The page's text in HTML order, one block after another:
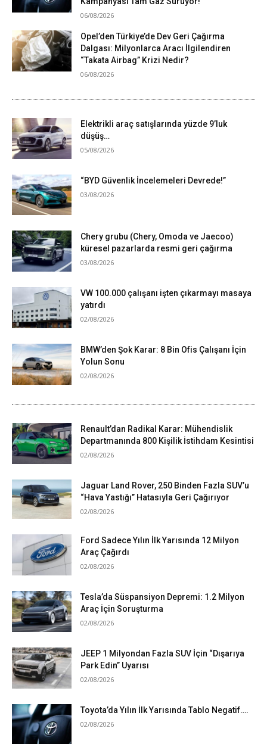
06/08/2026
Opel’den Türkiye’de Dev Geri Çağırma
Dalgası: Milyonlarca Aracı İlgilendiren
“Takata Airbag” Krizi Nedir?
06/08/2026
Elektrikli araç satışlarında yüzde 9’luk
düşüş…
05/08/2026
“BYD Güvenlik İncelemeleri Devrede!”
03/08/2026
Chery grubu (Chery, Omoda ve Jaecoo)
küresel pazarlarda resmi geri çağırma
03/08/2026
VW 100.000 çalışanı işten çıkarmayı masaya
yatırdı
02/08/2026
BMW’den Şok Karar: 8 Bin Ofis Çalışanı İçin
Yolun Sonu
02/08/2026
Renault’dan Radikal Karar: Mühendislik
Departmanında 800 Kişilik İstihdam Kesintisi
02/08/2026
Jaguar Land Rover, 250 Binden Fazla SUV’u
“Hava Yastığı” Hatasıyla Geri Çağırıyor
02/08/2026
Ford Sadece Yılın İlk Yarısında 12 Milyon
Araç Çağırdı
02/08/2026
Tesla’da Süspansiyon Depremi: 1.2 Milyon
Araç İçin Soruşturma
02/08/2026
JEEP 1 Milyondan Fazla SUV İçin “Dışarıya
Park Edin” Uyarısı
02/08/2026
Toyota’da Yılın İlk Yarısında Tablo Negatif….
02/08/2026